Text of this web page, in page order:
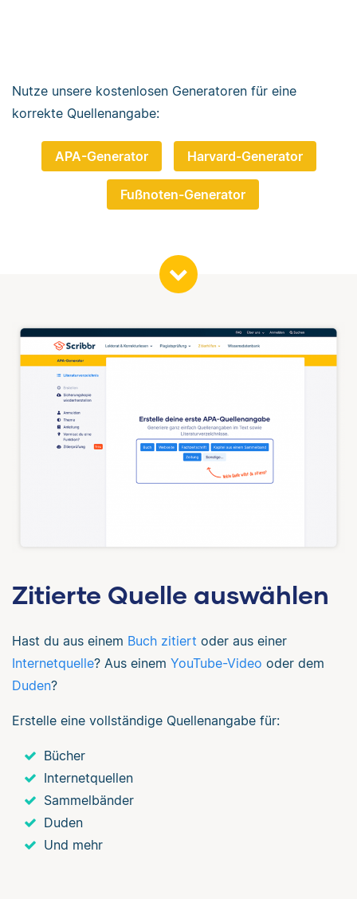
Nutze unsere kostenlosen Generatoren für eine
korrekte Quellenangabe:
APA-Generator Harvard-Generator
Fußnoten-Generator
Zitierte Quelle auswählen
Hast du aus einem Buch zitiert oder aus einer
Internetquelle? Aus einem YouTube-Video oder dem
Duden?
Erstelle eine vollständige Quellenangabe für:
Bücher
Internetquellen
Sammelbänder
Duden
Und mehr